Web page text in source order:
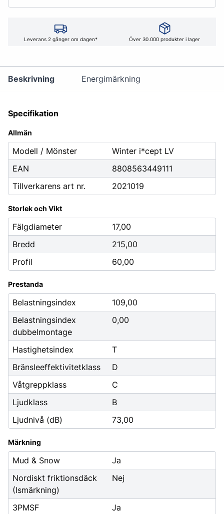
Leverans 2 gånger om dagen* Över 30.000 produkter i lager
Beskrivning Energimärkning
Specifikation
Allmän
Modell / Mönster
Winter i*cept LV
EAN
8808563449111
Tillverkarens art nr.
2021019
Storlek och Vikt
Fälgdiameter
17,00
Bredd
215,00
Profil
60,00
Prestanda
Belastningsindex
109,00
Belastningsindex
dubbelmontage
0,00
Hastighetsindex
T
Bränsleeffektivitetklass
D
Våtgreppklass
C
Ljudklass
B
Ljudnivå (dB)
73,00
Märkning
Mud & Snow
Ja
Nordiskt friktionsdäck
(Ismärkning)
Nej
3PMSF
Ja